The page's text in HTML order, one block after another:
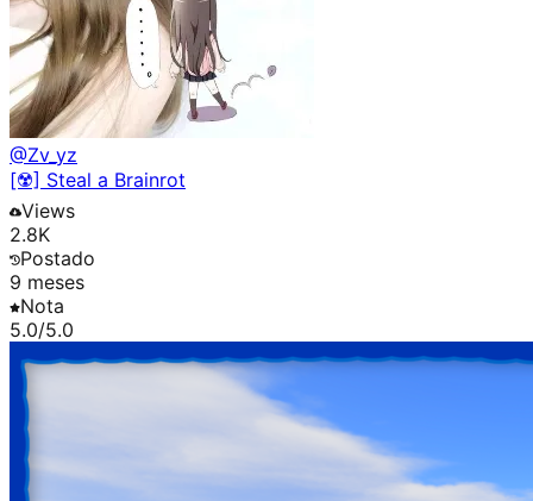
@Zv_yz
[☢️] Steal a Brainrot
Views
2.8K
Postado
9 meses
Nota
5.0/5.0